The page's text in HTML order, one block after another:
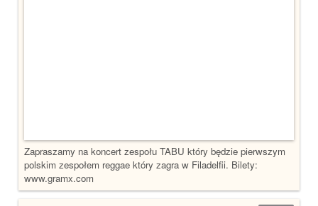
Zapraszamy na koncert zespołu TABU który będzie pierwszym
polskim zespołem reggae który zagra w Filadelfii. Bilety:
www.gramx.com